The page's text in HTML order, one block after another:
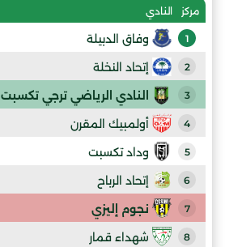
مركز النادي
1 وفاق الدبيلة
2 إتحاد النخلة
3 النادي الرياضي ترجي تكسبت
4 أولمبيك المقرن
5 وداد تكسبت
6 إتحاد الرباح
7 نجوم إليزي
8 شهداء قمار